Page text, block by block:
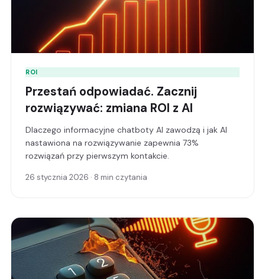
ROI
Przestań odpowiadać. Zacznij
rozwiązywać: zmiana ROI z AI
Dlaczego informacyjne chatboty AI zawodzą i jak AI
nastawiona na rozwiązywanie zapewnia 73%
rozwiązań przy pierwszym kontakcie.
26 stycznia 2026 · 8 min czytania